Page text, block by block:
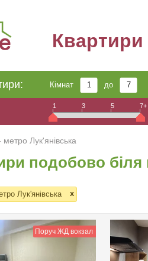
Квартири
Кімнат до
1 3 5 7+
метро Лук'янівська
подобово біля
Лук'янівська x
Поруч ЖД вокзал